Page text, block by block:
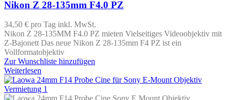
Nikon Z 28-135mm F4.0 PZ
34,50 € pro Tag inkl. MwSt.
Nikon Z 28-135MM F4.0 PZ mieten Vielseitiges Videoobjektiv mit
Z-Bajonett Das neue Nikon Z 28-135mm F4 PZ ist ein
Vollformatobjektiv
Zur Wunschliste hinzufügen
Weiterlesen